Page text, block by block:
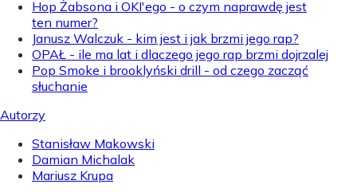
Hop Żabsona i OKI'ego - o czym naprawdę jest
ten numer?
Janusz Walczuk - kim jest i jak brzmi jego rap?
OPAŁ - ile ma lat i dlaczego jego rap brzmi dojrzalej
Pop Smoke i brooklyński drill - od czego zacząć
słuchanie
Autorzy
Stanisław Makowski
Damian Michalak
Mariusz Krupa